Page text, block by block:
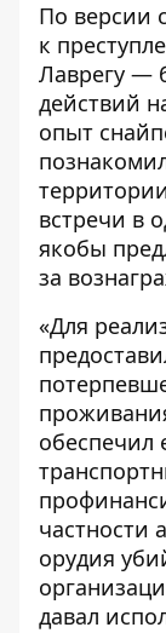
По версии
к
Лаврегу —
действий
опыт
встречи в
якобы
за
«Для
обеспечил
частности
орудия
давал